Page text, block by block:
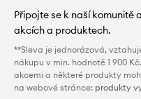
Připojte se k naší komunitě
akcích a produktech.
**Sleva je jednorázová,
nákupu v min. hodnotě 1 900
akcemi a některé produkty
na webové stránce: produkty